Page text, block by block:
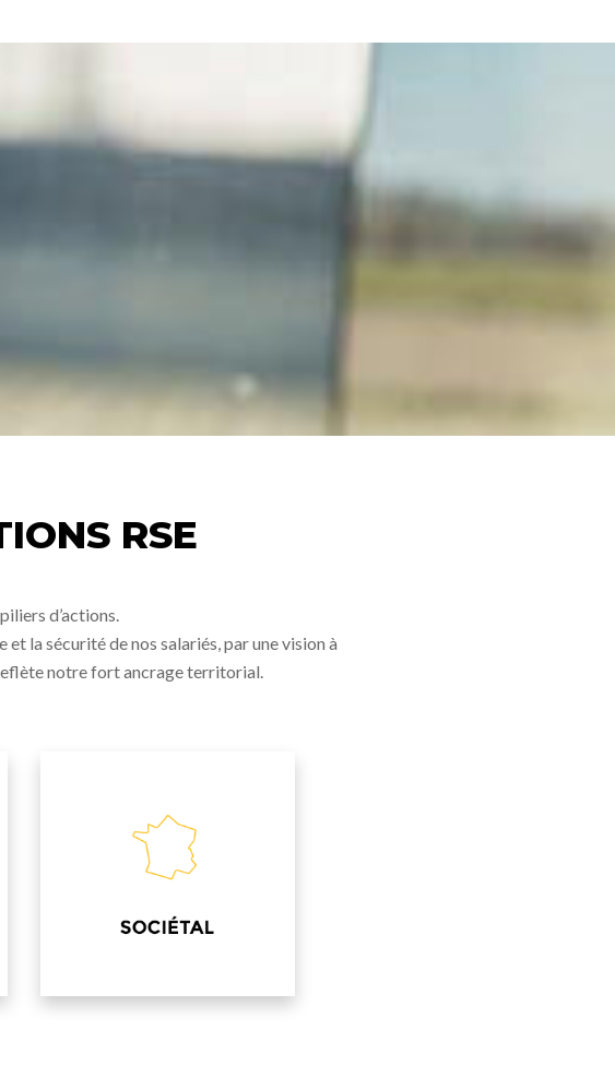
RSE
d’actions.
et la sécurité de nos salariés, par une vision à
notre fort ancrage territorial.